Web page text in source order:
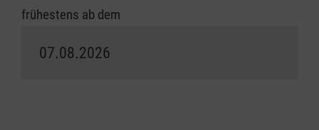
Berufsgenossenschaft abrechnen, das dazu
sichhierherunterladen. Zum Kurstermin muss
frühestens ab dem